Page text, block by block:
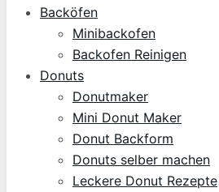
Backöfen
Minibackofen
Backofen Reinigen
Donuts
Donutmaker
Mini Donut Maker
Donut Backform
Donuts selber machen
Leckere Donut Rezepte